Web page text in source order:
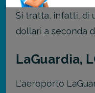
Si tratta, infatti, di
dollari a seconda
LaGuardia,
L'aeroporto